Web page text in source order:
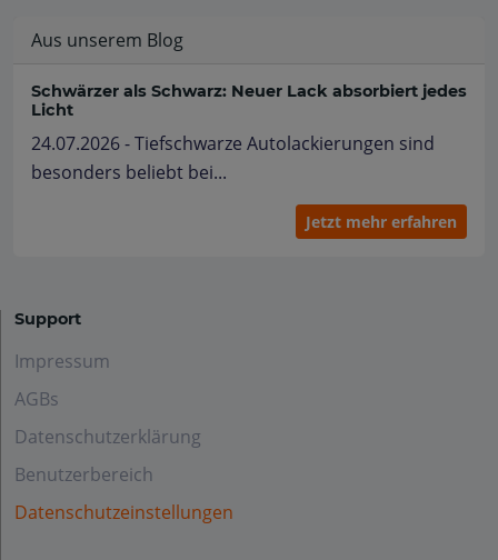
Aus unserem Blog
Schwärzer als Schwarz: Neuer Lack absorbiert jedes
Licht
24.07.2026 - Tiefschwarze Autolackierungen sind
besonders beliebt bei...
Jetzt mehr erfahren
Support
Impressum
AGBs
Datenschutzerklärung
Benutzerbereich
Datenschutzeinstellungen